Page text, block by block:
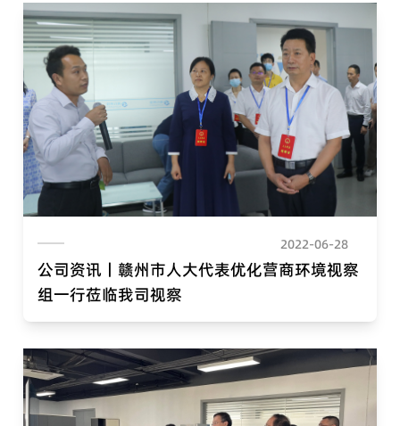
2022-06-28
公司资讯丨赣州市人大代表优化营商环境视察
组一行莅临我司视察